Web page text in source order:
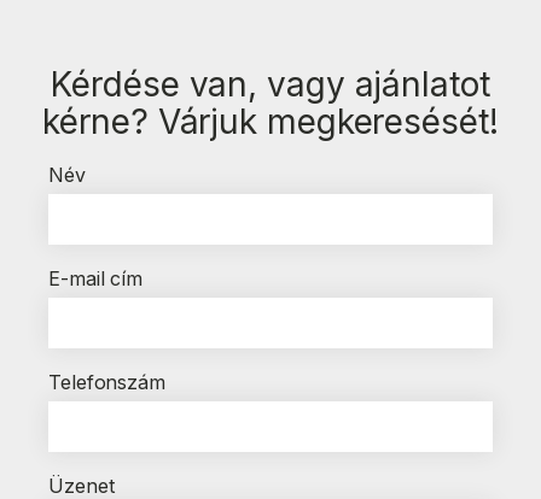
Kérdése van, vagy ajánlatot
kérne? Várjuk megkeresését!
Név
E-mail cím
Telefonszám
Üzenet